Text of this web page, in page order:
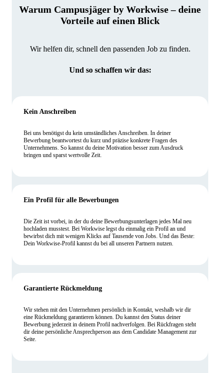
Warum Campusjäger by Workwise – deine
Vorteile auf einen Blick
Wir helfen dir, schnell den passenden Job zu finden.
Und so schaffen wir das:
Kein Anschreiben
Bei uns benötigst du kein umständliches Anschreiben. In deiner
Bewerbung beantwortest du kurz und präzise konkrete Fragen des
Unternehmens. So kannst du deine Motivation besser zum Ausdruck
bringen und sparst wertvolle Zeit.
Ein Profil für alle Bewerbungen
Die Zeit ist vorbei, in der du deine Bewerbungsunterlagen jedes Mal neu
hochladen musstest. Bei Workwise legst du einmalig ein Profil an und
bewirbst dich mit wenigen Klicks auf Tausende von Jobs. Und das Beste:
Dein Workwise-Profil kannst du bei all unseren Partnern nutzen.
Garantierte Rückmeldung
Wir stehen mit den Unternehmen persönlich in Kontakt, weshalb wir dir
eine Rückmeldung garantieren können. Du kannst den Status deiner
Bewerbung jederzeit in deinem Profil nachverfolgen. Bei Rückfragen steht
dir deine persönliche Ansprechperson aus dem Candidate Management zur
Seite.